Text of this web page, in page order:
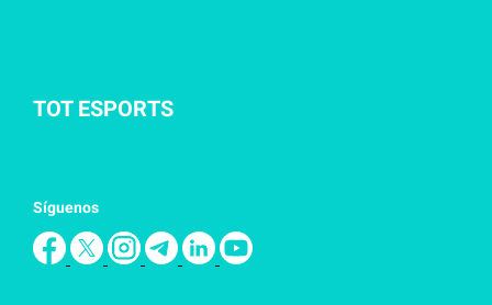
TOT ESPORTS
Síguenos